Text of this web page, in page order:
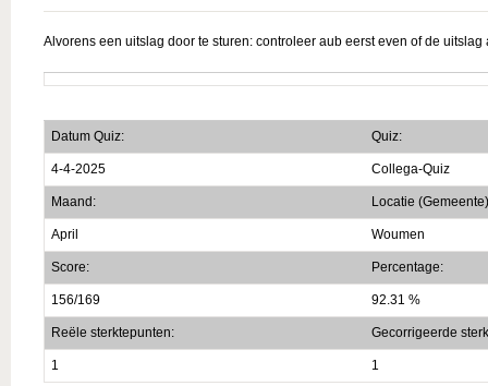
Alvorens een uitslag door te sturen: controleer aub eerst even of de
Datum Quiz: Quiz:
4-4-2025 Collega-Quiz
Maand: Locatie
April Woumen
Score: Percentage:
156/169 92.31 %
Reële sterktepunten: Gecorrigeerde
1 1